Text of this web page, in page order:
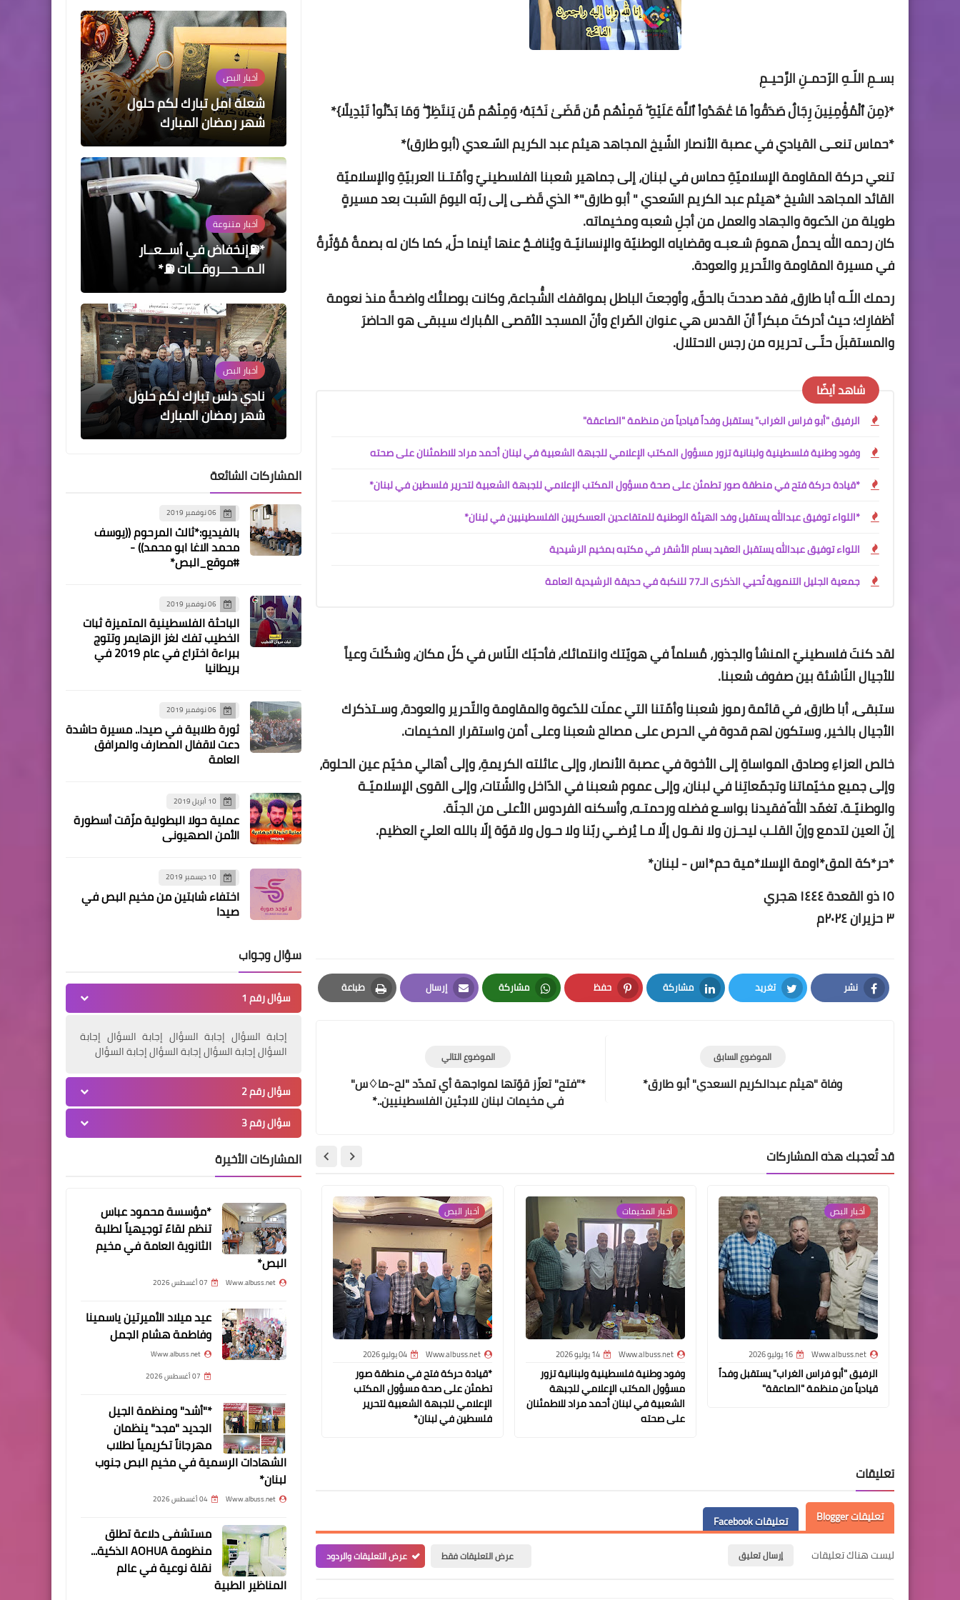
بسـمِ اللّـهِ الرّحمـنِ الرَّحيـمِ
*{مِنَ ٱلْمُؤْمِنِينَ رِجَالٌ صَدَقُواْ مَا عَٰهَدُواْ ٱللَّهَ عَلَيْهِ ۖ فَمِنْهُم مَّن قَضَىٰ نَحْبَهُۥ وَمِنْهُم مَّن يَنتَظِرُ ۖ وَمَا بَدَّلُواْ تَبْدِيلًا}*
*حماس تنعـى القيادي في عصبة الأنصار الشّيخ المجاهد هيثم عبد الكريم السّـعدي (أبو طارق)*
تنعي حركة المقاومة الإسلاميّةِ حماس في لبنان، إلى جماهير شعبنا الفلسطينيّ وأمّتـنا العربيّةِ والإسلاميّة
القائد المجاهد الشيخ *هيثم عبد الكريم السّعدي " أبو طارق"* الذي قَضـى إلى ربّه اليومَ السّبت بعد مسيرةٍ
طويلة من الدّعوة والجهاد والعمل من أجلِ شعبه ومخيماته.
كان رحمه الله يحملُ همومَ شـعبـه وقضاياه الوطنيّة والإنسانيّـة ويُنافـحُ عنها أينما حلّ، كما كان له بصمةٌ مُؤثّرةٌ
في مسيرة المقاومة والتّحرير والعودة.
رحمك اللّـه أبا طارق، فقد صدحتَ بالحقّ، وأوجعتَ الباطل بمواقفك الشُّجاعة، وكانت بوصلتُك واضحةً منذ نعومة
أظفارِك؛ حيث أدركتَ مبكراً أنّ القدس هي عنوان الصّراع وأنّ المسجد الأقصى المُبارك سيبقى هو الحاضرَ
والمستقبلَ حتّـى تحريره من رجس الاحتلال.
شاهد أيضًا
الرفيق "أبو فراس الغراب" يستقبل وفداً قيادياً من منظمة "الصاعقة"
وفود وطنية فلسطينية ولبنانية تزور مسؤول المكتب الإعلامي للجبهة الشعبية في لبنان أحمد مراد للاطمئنان على صحته
*قيادة حركة فتح في منطقة صور تطمئن على صحة مسؤول المكتب الإعلامي للجبهة الشعبية لتحرير فلسطين في لبنان*
*اللواء توفيق عبدالله يستقبل وفد الهيئة الوطنية للمتقاعدين العسكريين الفلسطينيين في لبنان*
اللواء توفيق عبدالله يستقبل العقيد بسام الأشقر في مكتبه بمخيم الرشيدية
جمعية الجليل التنموية تُحيي الذكرى الـ77 للنكبة في حديقة الرشيدية العامة
لقد كنتَ فلسطينيّ المنشأ والجذور، مُسلماً في هويّتك وانتمائك، فأحبّك النّاس في كلّ مكان، وشكّلتَ وعياً
للأجيال النّاشئة بين صفوف شعبنا.
ستبقى، أبا طارق، في قائمة رموز شعبنا وأمّتنا التي عملَت للدّعوة والمقاومة والتّحرير والعودة، وسـتذكرك
الأجيال بالخير، وستكون لهم قدوة في الحرص على مصالح شعبنا وعلى أمن واستقرار المخيمات.
خالص العزاءِ وصادق المواساةِ إلى الأخوة في عصبة الأنصار، وإلى عائلته الكريمةِ، وإلى أهالي مخيّم عين الحلوة،
وإلى جميع مخيّماتنا وتجمّعاتِنا في لبنان، وإلى عموم شعبنا في الدّاخل والشّتات، وإلى القوى الإسلاميّـة
والوطنيّـة. تغمّد اللّه فقيدنا بواسـع فضله ورحمتـه، وأسكنه الفردوس الأعلى من الجنّة.
إنّ العين لتدمع وإنّ القلـب ليحـزن ولا نقـول إلّا مـا يُرضـي ربّنا ولا حـول ولا قوّة إلّا بالله العليّ العظيم.
*حر*كة المق*اومة الإسلا*مية حم*اس - لبنان*
١٥ ذو القعدة ١٤٤٤ هجري
٣ حزيران ٢٠٢٤م
نشر
Facebook
تغريد
Twitter
مشاركة
LinkedIn
حفظ
Pinterest
مشاركة
Whatsapp
إرسال
Email
طباعة
Print
الموضوع التالي
*"فتح" تعزّز قوّتها لمواجهة أي تمدّد "لح~ما♢س"
في مخيمات لبنان للاجئين الفلسطينيين..*
الموضوع السابق
وفاة "هيثم عبدالكريم السعدي" أبو طارق*
قد تُعجبك هذه المشاركات
أخبار البص
Www.albuss.net 16 يوليو 2026
الرفيق "أبو فراس الغراب" يستقبل وفداً
قيادياً من منظمة "الصاعقة"
أخبار المخيمات
Www.albuss.net 14 يوليو 2026
وفود وطنية فلسطينية ولبنانية تزور
مسؤول المكتب الإعلامي للجبهة
الشعبية في لبنان أحمد مراد للاطمئنان
على صحته
أخبار البص
Www.albuss.net 04 يوليو 2026
*قيادة حركة فتح في منطقة صور
تطمئن على صحة مسؤول المكتب
الإعلامي للجبهة الشعبية لتحرير
فلسطين في لبنان*
أخبار المخيمات
Www.albuss.net 17 مايو 2025
*اللواء توفيق عبدالله يستقبل وفد
الفلسطينيين في لبنان*
تعليقات
تعليقات Blogger
تعليقات Facebook
ليست هناك تعليقات
إرسال تعليق عرض التعليقات فقط عرض التعليقات والردود
أخبار البص
شعلة امل تبارك لكم حلول
شهر رمضان المبارك
Www.albuss.net
22 مارس 2023
أخبار متنوعة
*⛽إنخفاض في أســعــار
الـمــحـــروقـــات ⛽*
Www.albuss.net
أخبار البص
نادي دلس تبارك لكم حلول
شهر رمضان المبارك
22 مارس 2023
أخبار البص
*مياه النابلسي توزيع المياه
غداً مجاناً عن روح الش*هـ.ـ.يد
ابر-ا-هـيم النـ..ـابـلـسي*
أخبار البص
*الأستاذ ربيع عبد الله يبارك
المبارك*
Www.albuss.net
أخبار البص
مؤسسة ‏ابو ‏الرائد‏ تبارك ‏لكم
أخبار البص
الحاج ابو خليل مهاوش يبارك
لكم حلول شهر رمضان المبارك
Www.albuss.net
أخبار البص
الشباب الفلسطيني في لندن ‏
‏يبارك ‏لكم ‏حلول ‏شهر ‏المبارك
Www.albuss.net
22 مارس 2023
أخبار البص
*العميد محمود سالم "ابو
العبد" يبارك لكم حلول شهر
رمضان المبارك*
أخبار المخيمات
*جماهيري حم♡ا•س زار
الأستاذ رياض مصطفى
متضامنا: ندعو الأونروا للتراجع*
أخبار البص
اللواء حسن سالم "ابو علي"
‏يبارك ‏لكم ‏حلول ‏شهر ‏رمضان
‏المبارك
المشاركات الشائعة
06 نوفمبر 2019
بالفيديو:*ثالث المرحوم ((يوسف
محمد الاغا ابو محمد)) -
#موقع_البص*
06 نوفمبر 2019
الباحثة الفلسطينية المتميزة ثبات
الخطيب تفك لغز الزهايمر وتتوج
ببراءة اختراع في عام 2019 في
بريطانيا
06 نوفمبر 2019
ثورة طلابية في صيدا.. مسيرة حاشدة
دعت لاقفال المصارف والمرافق
العامة
10 أبريل 2019
عملية حولا البطولية مزّقت أسطورة
الأمن الصهيوني
10 ديسمبر 2019
اختفاء شابتين من مخيم البص في
صيدا
سؤال وجواب
سؤال رقم 1
إجابة السؤال إجابة السؤال إجابة السؤال إجابة
السؤال إجابة السؤال إجابة السؤال إجابة السؤال
سؤال رقم 2
سؤال رقم 3
المشاركات الأخيرة
*مؤسسة محمود عباس
تنظم لقاءً توجيهياً لطلبة
الثانوية العامة في مخيم
البص*
Www.albuss.net 07 أغسطس 2026
عيد ميلاد الأميرتين ياسمينا
وفاطمة هشام الجمل
Www.albuss.net
07 أغسطس 2026
*"أشد" ومنظمة الجيل
الجديد "مجد" ينظمان
مهرجاناً تكريمياً لطلاب
الشهادات الرسمية في مخيم البص جنوب
لبنان*
Www.albuss.net 04 أغسطس 2026
مستشفى دلاعة تطلق
منظومة AOHUA الذكية...
نقلة نوعية في عالم
المناظير الطبية